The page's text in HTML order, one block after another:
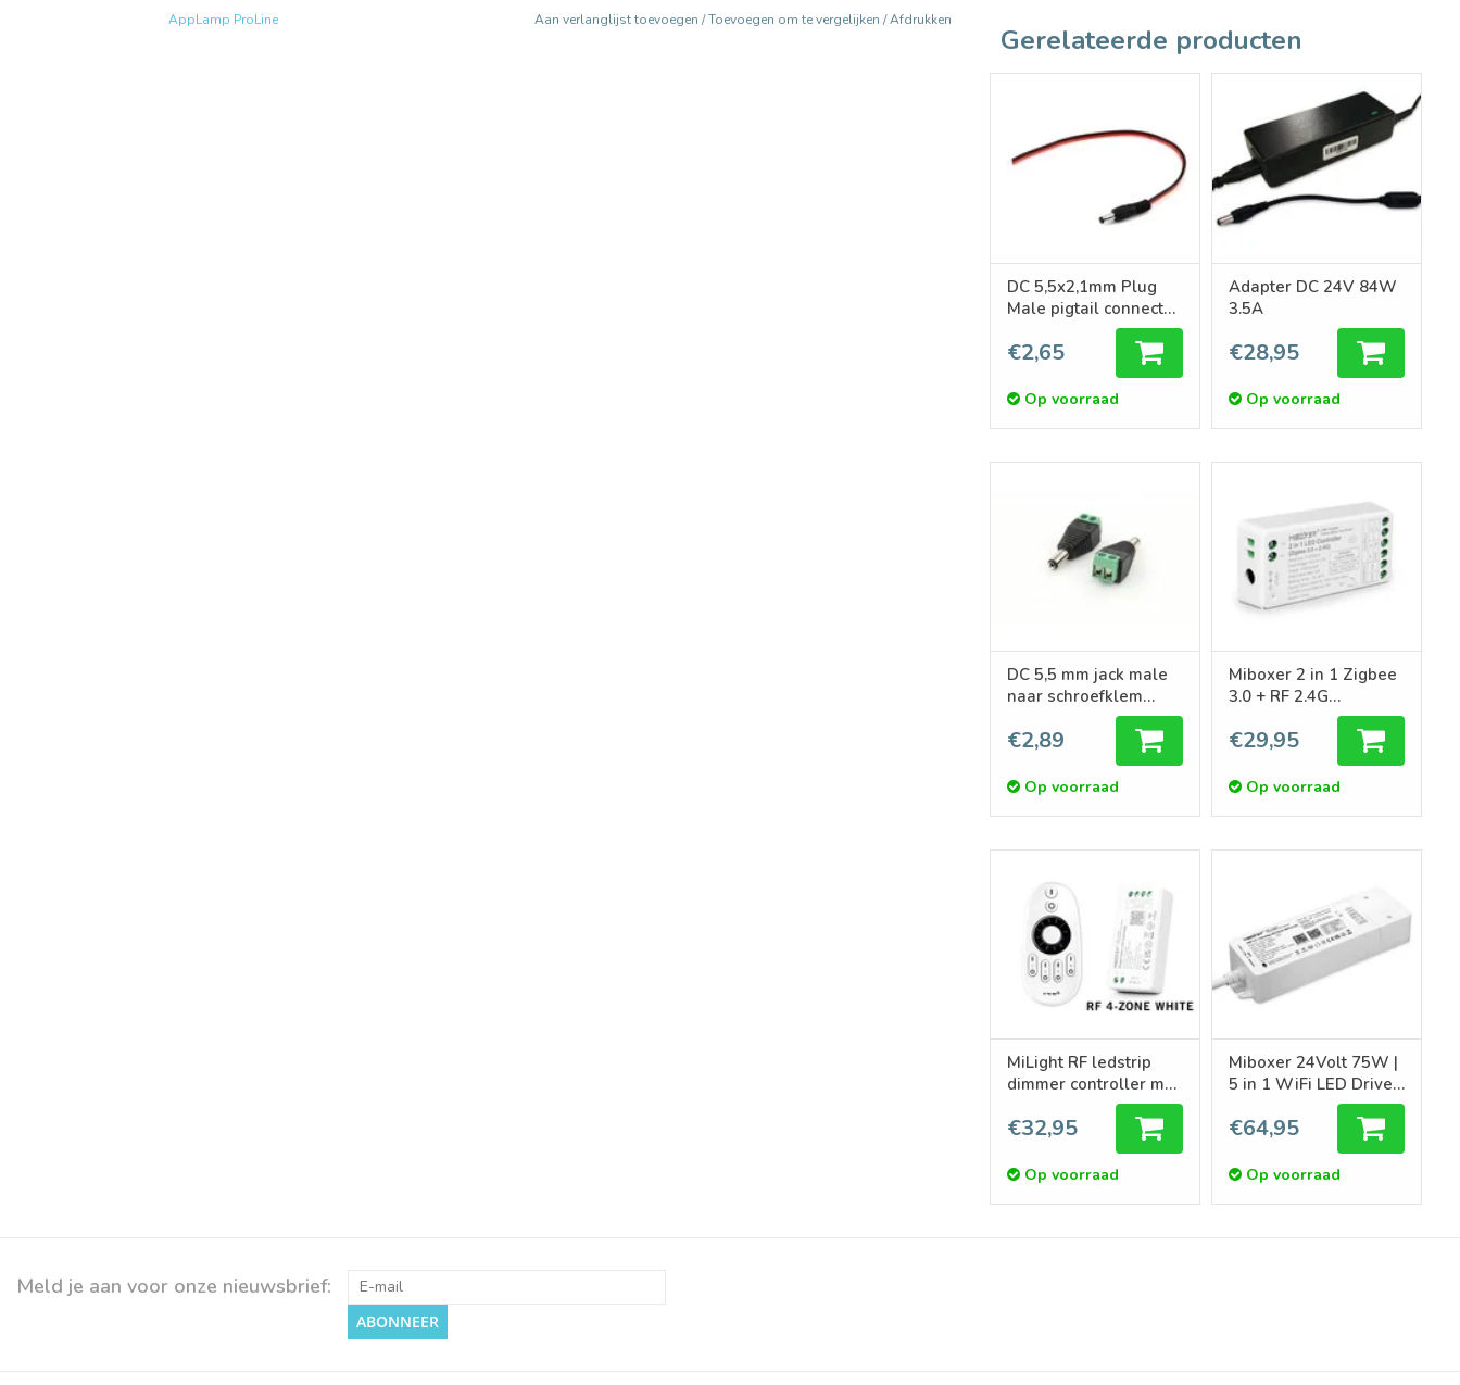
Gerelateerde producten
DC 5,5x2,1mm Plug
Male pigtail connector
15 of 100cm lengte
€2,65
Op voorraad
Adapter DC 24V 84W
3.5A
€28,95
Op voorraad
DC 5,5 mm jack male
naar schroefklem
€2,89
Op voorraad
Miboxer 2 in 1 Zigbee
3.0 + RF 2.4G
Enkelkleur/Dual
White CCT Dimmer
€29,95
Op voorraad
MiLight RF ledstrip
dimmer controller met
afstandsbediening
€32,95
Op voorraad
Miboxer 24Volt 75W |
5 in 1 WiFi LED Driver
WIT/CCT/RGB/RGBW/RGBCCT
Ledstrips
€64,95
Op voorraad
AppLamp ProLine Aan verlanglijst toevoegen /Toevoegen om te vergelijken /Afdrukken
Meld je aan voor onze nieuwsbrief:
ABONNEER